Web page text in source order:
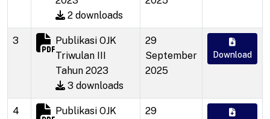
2 downloads
3
Publikasi OJK
Triwulan III
Tahun 2023
3 downloads
29
September
2025
Download
4
Publikasi OJK
29